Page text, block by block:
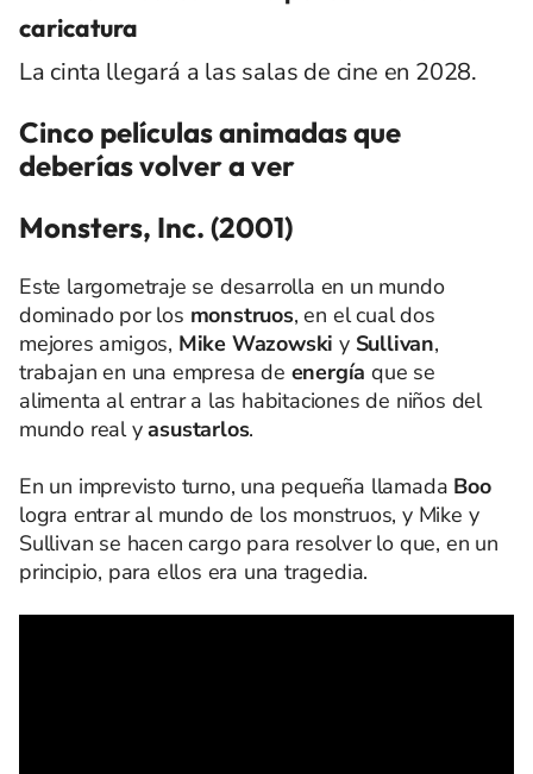
caricatura
La cinta llegará a las salas de cine en 2028.
Cinco películas animadas que
deberías volver a ver
Monsters, Inc. (2001)
Este largometraje se desarrolla en un mundo
dominado por los monstruos, en el cual dos
mejores amigos, Mike Wazowski y Sullivan,
trabajan en una empresa de energíaque se
alimenta al entrar a las habitaciones de niños del
mundo real yasustarlos.
En un imprevisto turno, una pequeña llamada Boo
logra entrar al mundo de los monstruos, y Mike y
Sullivan se hacen cargo para resolver lo que, en un
principio, para ellos era una tragedia.